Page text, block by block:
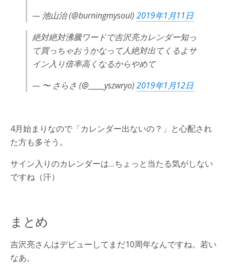
— 池山治 (@burningmysoul) 2019年1月11日
絶対絶対沸騰ワードで吉沢亮カレンダー知っ
て買っちゃおうかなって人絶対出てくるよサ
イン入り倍率高くなるからやめて
— 〜 さらさ (@_____yszwryo) 2019年1月12日
4月始まりなので「カレンダー出ないの？」と心配され
た方も多そう。
サイン入りのカレンダーは…ちょっと当たる気がしない
ですね（汗）
まとめ
吉沢亮さんはデビューしてまだ10周年なんですね。若い
なあ。